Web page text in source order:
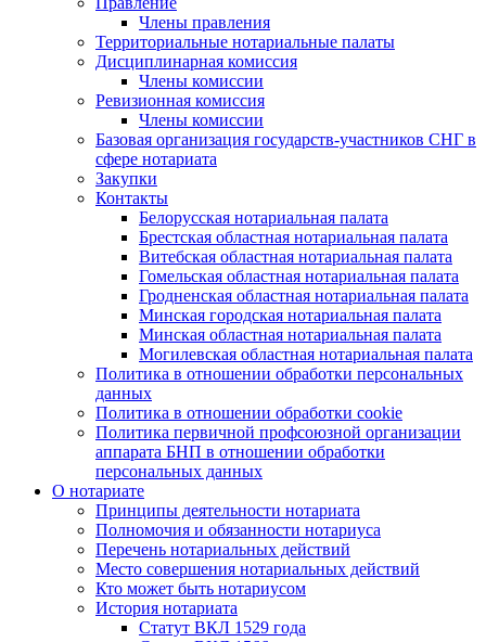
Члены правления
Территориальные нотариальные палаты
Дисциплинарная комиссия
Члены комиссии
Ревизионная комиссия
Члены комиссии
Базовая организация государств-участников СНГ в
сфере нотариата
Закупки
Контакты
Белорусская нотариальная палата
Брестская областная нотариальная палата
Витебская областная нотариальная палата
Гомельская областная нотариальная палата
Гродненская областная нотариальная палата
Минская городская нотариальная палата
Минская областная нотариальная палата
Могилевская областная нотариальная палата
Политика в отношении обработки персональных
данных
Политика в отношении обработки cookie
Политика первичной профсоюзной организации
аппарата БНП в отношении обработки
персональных данных
О нотариате
Принципы деятельности нотариата
Полномочия и обязанности нотариуса
Перечень нотариальных действий
Место совершения нотариальных действий
Кто может быть нотариусом
История нотариата
Статут ВКЛ 1529 года